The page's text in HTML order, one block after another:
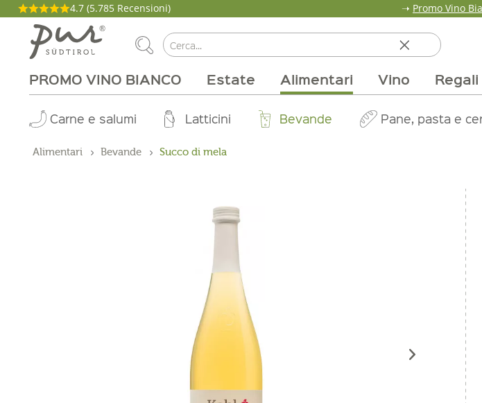
4.7 (5.785 Recensioni) ➝ Promo Vino
PROMO VINO BIANCO Estate Alimentari Vino Regali
Aperitivo Brunch Per la grigliata Mondo delle
Carne e salumi Latticini Bevande Pane, pasta e
Tipi di vino Vitigni Zone vinicole Occasione
Pacchetti Abo Box Buono online Borse e
Cucina Casa Cirmolo
Salute e bellezza Tinture Profumi & fragranze
La nostra filosofia Magazine Produttori Team Nostri mercati
Alimentari Bevande Succo di mela